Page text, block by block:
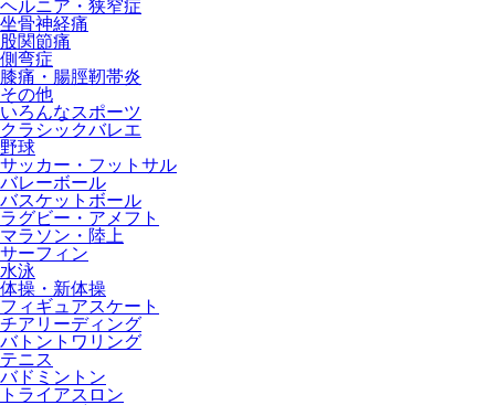
ヘルニア・狭窄症
坐骨神経痛
股関節痛
側弯症
膝痛・腸脛靭帯炎
その他
いろんなスポーツ
クラシックバレエ
野球
サッカー・フットサル
バレーボール
バスケットボール
ラグビー・アメフト
マラソン・陸上
サーフィン
水泳
体操・新体操
フィギュアスケート
チアリーディング
バトントワリング
テニス
バドミントン
トライアスロン